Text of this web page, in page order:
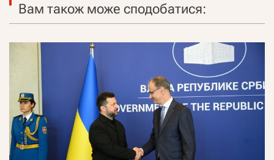
Вам також може сподобатися: